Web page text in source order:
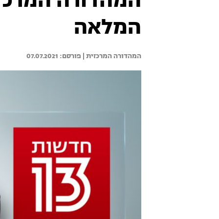
המלאה
המהדורה המרכזית | 07.07.2021